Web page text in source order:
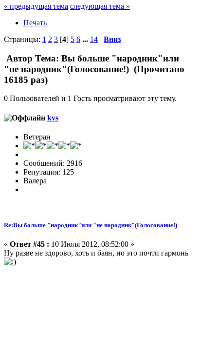
« предыдущая тема следующая тема »
Печать
Страницы: 1 2 3 [4] 5 6 ... 14 Вниз
Автор Тема: Вы больше "народник"или
"не народник"(Голосование!) (Прочитано
16185 раз)
0 Пользователей и 1 Гость просматривают эту тему.
kvs
Ветеран
Сообщений: 2916
Репутация: 125
Валера
Re:Вы больше "народник"или "не народник"(Голосование!)
« Ответ #45 : 10 Июля 2012, 08:52:00 »
Ну разве не здорово, хоть и баян, но это почти гармонь